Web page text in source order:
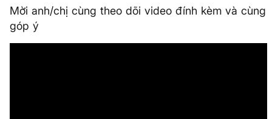
Mời anh/chị cùng theo dõi video đính kèm và cùng
góp ý